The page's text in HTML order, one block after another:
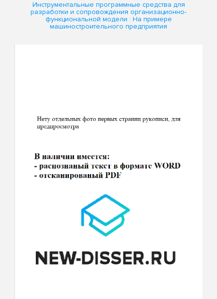
Инструментальные программные средства для
разработки и сопровождения организационно-
функциональной модели : На примере
машиностроительного предприятия